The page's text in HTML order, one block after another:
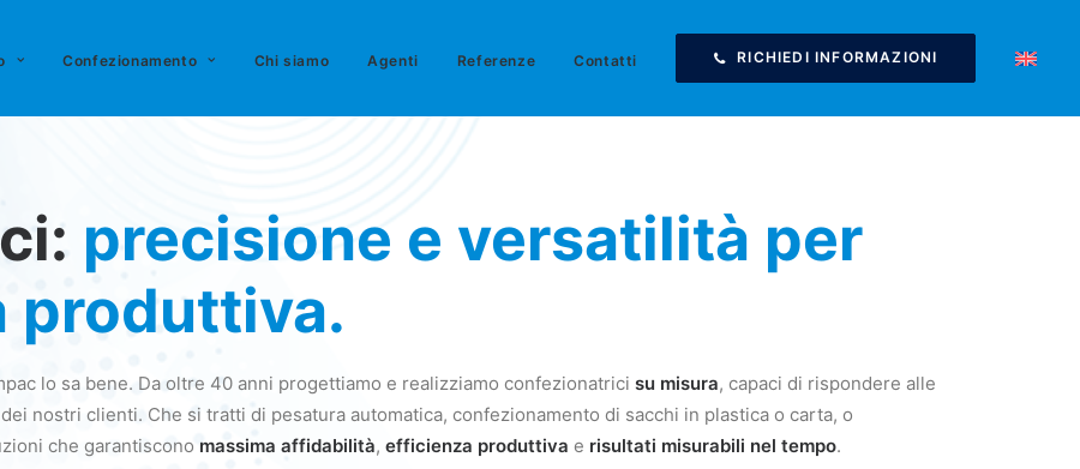
Confezionamento Chi siamo Agenti Referenze Contatti RICHIEDI INFORMAZIONI
precisione e versatilità per
produttiva.
lo sa bene. Da oltre 40 anni progettiamo e realizziamo confezionatrici su misura, capaci di rispondere alle
nostri clienti. Che si tratti di pesatura automatica, confezionamento di sacchi in plastica o carta, o
che garantiscono massima affidabilità, efficienza produttiva e risultati misurabili nel tempo.